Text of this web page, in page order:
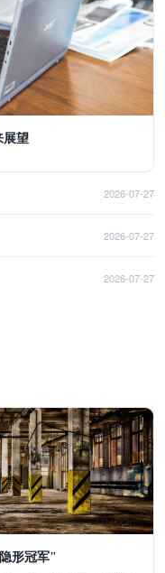
展望
2026-07-27
2026-07-27
2026-07-27
形冠军"